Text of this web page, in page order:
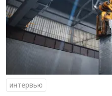
интервью